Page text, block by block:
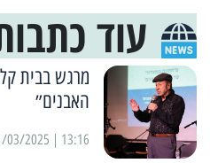
עוד
מרגש בבית
האבנים״
13:16 | 31/03/2025